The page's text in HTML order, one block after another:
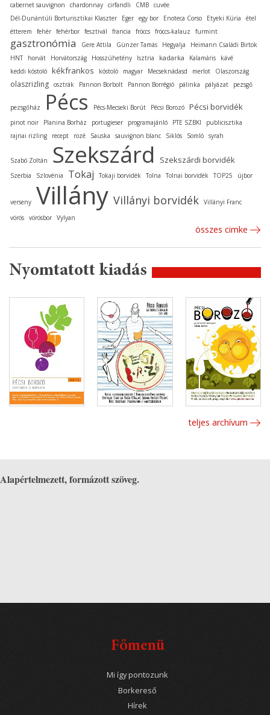
cabernet sauvignon chardonnay cirfandli CMB cuvée
Dél-Dunántúli Borturisztikai Klaszter
Eger egy bor Enoteca Corso Etyeki Kúria
étel
étterem
fehér fehérbor fesztivál francia fröccs fröccs-kalauz furmint
gasztronómia Gere Attila Günzer Tamás Hegyalja
Heimann Családi Birtok
HNT
horvát Horvátország Hosszúhetény Isztria kadarka Kalamáris
kávé
keddi kóstoló kékfrankos kóstoló magyar Mecseknádasd merlot Olaszország
olaszrizling osztrák Pannon Borbolt Pannon Borrégió pálinka pályázat pezsgő
pezsgőház Pécs Pécs-Mecseki Borút Pécsi Borozó Pécsi borvidék
pinot noir Planina Borház portugieser programajánló PTE SZBKI
publicisztika
rajnai rizling
recept rozé Sauska sauvignon blanc Siklós Somló syrah
Szabó Zoltán Szekszárd Szekszárdi borvidék
Szerbia Szlovénia Tokaj Tokaji borvidék Tolna Tolnai borvidék TOP25 újbor
verseny Villány Villányi borvidék Villányi Franc
vörös vörösbor Vylyan
összes cimke
Nyomtatott kiadás
teljes archívum
Alapértelmezett, formázott szöveg.
Főmenü
Mi így pontozunk
Borkereső
Hírek